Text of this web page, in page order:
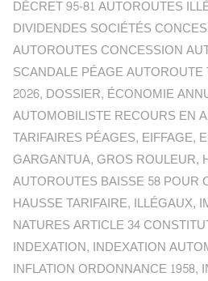
DÉCRET 95-81 AUTOROUTES
DIVIDENDES SOCIÉTÉS
AUTOROUTES CONCESSION
SCANDALE PÉAGE
2026, DOSSIER, ÉCONOMIE
AUTOMOBILISTE RECOURS EN
TARIFAIRES PÉAGES, EIFFAGE,
GARGANTUA, GROS ROULEUR,
AUTOROUTES BAISSE 58 POUR
HAUSSE TARIFAIRE, ILLÉGAUX,
NATURES ARTICLE 34
INDEXATION, INDEXATION
INFLATION ORDONNANCE 1958,